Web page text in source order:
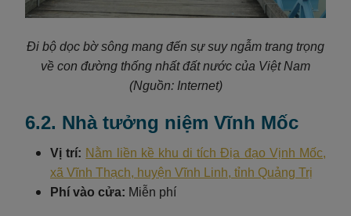
Đi bộ dọc bờ sông mang đến sự suy ngẫm trang trọng
về con đường thống nhất đất nước của Việt Nam
(Nguồn: Internet)
6.2. Nhà tưởng niệm Vĩnh Mốc
Vị trí: Nằm liền kề khu di tích Địa đạo Vịnh Mốc,
xã Vĩnh Thạch, huyện Vĩnh Linh, tỉnh Quảng Trị
Phí vào cửa: Miễn phí